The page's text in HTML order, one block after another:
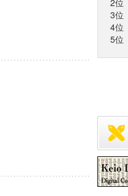
2位
3位
4位
5位